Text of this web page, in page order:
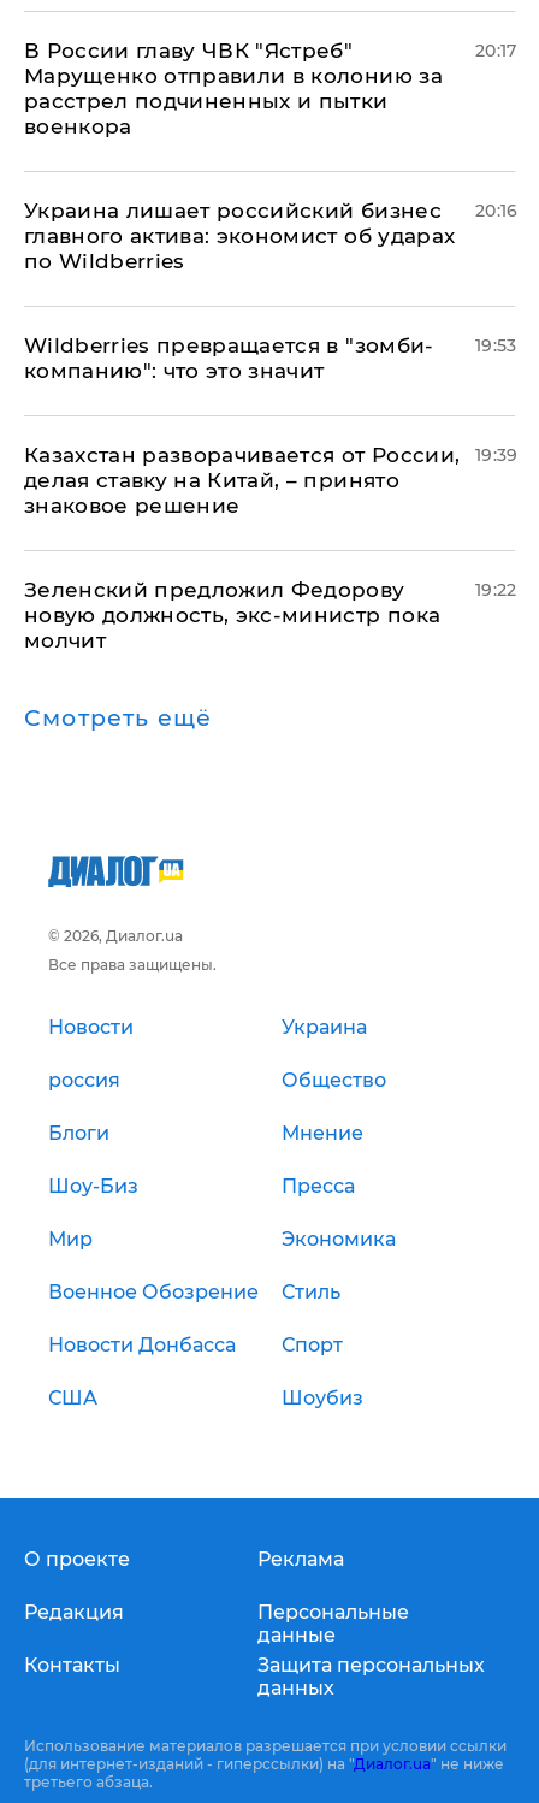
В России главу ЧВК "Ястреб"
Марущенко отправили в колонию за
расстрел подчиненных и пытки
военкора
20:17
​Украина лишает российский бизнес
главного актива: экономист об ударах
по Wildberries
20:16
Wildberries превращается в "зомби-
компанию": что это значит
19:53
Казахстан разворачивается от России,
делая ставку на Китай, – принято
знаковое решение
19:39
Зеленский предложил Федорову
новую должность, экс-министр пока
молчит
19:22
Смотреть ещё
© 2026, Диалог.ua
Все права защищены.
Новости Украина
россия Общество
Блоги Мнение
Шоу-Биз Пресса
Мир Экономика
Военное Обозрение Стиль
Новости Донбасса Спорт
США Шоубиз
О проекте
Редакция
Контакты
Реклама
Персональные
данные
Защита персональных
данных
Использование материалов разрешается при условии ссылки
(для интернет-изданий - гиперссылки) на "Диалог.ua" не ниже
третьего абзаца.